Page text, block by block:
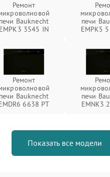
Ремонт
печи Bauknecht
EMPK3 3545 IN
печи
EMPK5
Ремонт
печи Bauknecht
6638 PT
печи
EMNK3
Показать все модели